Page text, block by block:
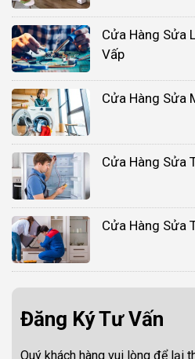
Cửa Hàng Sửa
Vấp
Cửa Hàng Sửa
Cửa Hàng Sửa
Cửa Hàng Sửa
Đăng Ký Tư Vấn
Quý khách hàng vui lòng để lại